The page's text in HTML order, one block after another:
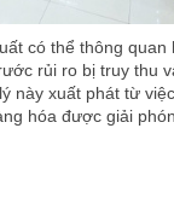
có thể thông
rủi ro bị truy thu
này xuất phát từ
hóa được giải